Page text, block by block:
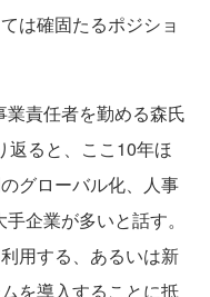
は確固たるポジショ
責任者を勤める森氏
返ると、ここ10年ほ
グローバル化、人事
企業が多いと話す。
用する、あるいは新
を導入することに抵